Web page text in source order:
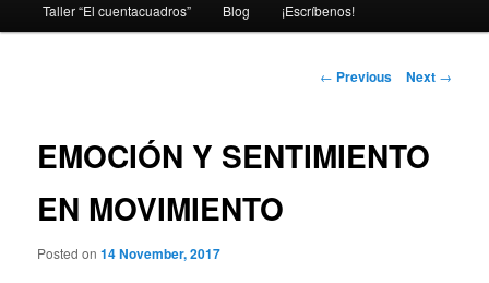
primary
Taller “El cuentacuadros” Blog ¡Escríbenos!
Post
← Previous Next →
EMOCIÓN Y SENTIMIENTO
EN MOVIMIENTO
Posted on14 November, 2017